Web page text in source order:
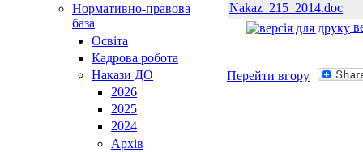
Нормативно-правова
база
Освiта
Кадрова робота
Накази ДО
2026
2025
2024
Архів
Nakaz_215_2014.doc
Перейти вгору